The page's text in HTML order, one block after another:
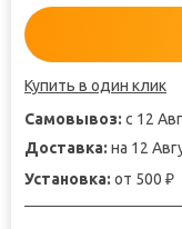
Купить в один клик
Самовывоз: с 12
Доставка: на 12
Установка: от 500 ₽